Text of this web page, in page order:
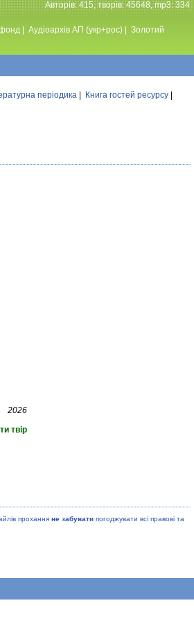
Авторiв: 415, творiв: 45648, mp3: 334
Аудiоархiв АП (укр+рос)
Золотий
періодика Книга гостей ресурсу
2026
твір
прохання не забувати погоджувати всi правовi та